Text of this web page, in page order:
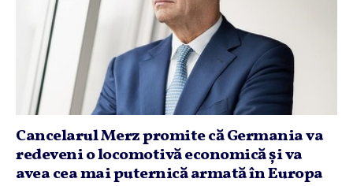
Cancelarul Merz promite că Germania va
redeveni o locomotivă economică şi va
avea cea mai puternică armată în Europa